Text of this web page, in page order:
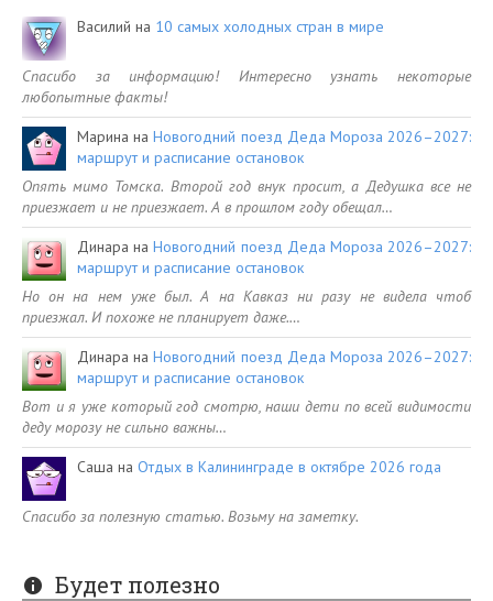
Василий на 10 самых холодных стран в мире
Спасибо за информацию! Интересно узнать некоторые
любопытные факты!
Марина наНовогодний поезд Деда Мороза 2026–2027:
маршрут и расписание остановок
Опять мимо Томска. Второй год внук просит, а Дедушка все не
приезжает и не приезжает. А в прошлом году обещал…
Динара наНовогодний поезд Деда Мороза 2026–2027:
маршрут и расписание остановок
Но он на нем уже был. А на Кавказ ни разу не видела чтоб
приезжал. И похоже не планирует даже.…
Динара наНовогодний поезд Деда Мороза 2026–2027:
маршрут и расписание остановок
Вот и я уже который год смотрю, наши дети по всей видимости
деду морозу не сильно важны…
Саша на Отдых в Калининграде в октябре 2026 года
Спасибо за полезную статью. Возьму на заметку.
Будет полезно